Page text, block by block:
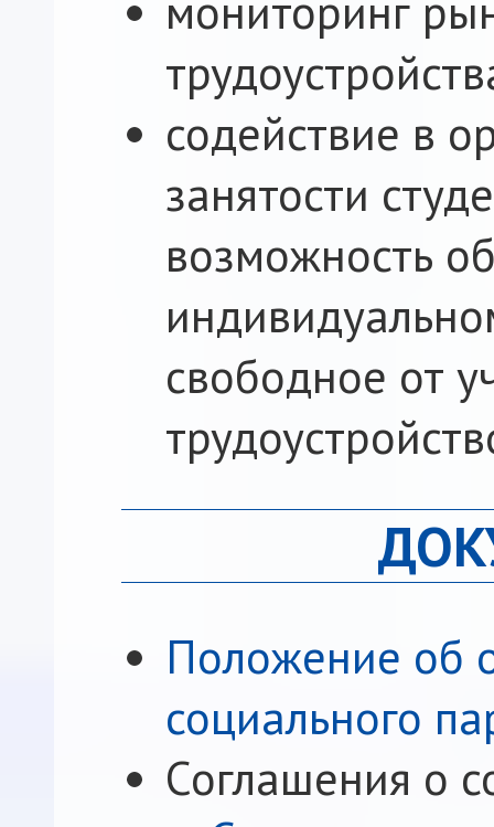
содействие в
занятости
возможность
свободное от
Положение об
социального
Соглашения о